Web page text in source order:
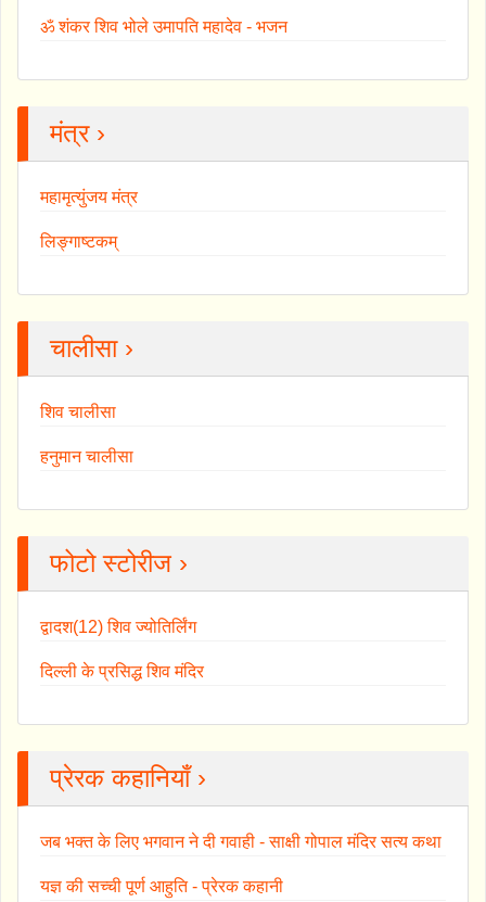
ॐ शंकर शिव भोले उमापति महादेव - भजन
मंत्र ›
महामृत्युंजय मंत्र
लिङ्गाष्टकम्
चालीसा ›
शिव चालीसा
हनुमान चालीसा
फोटो स्टोरीज ›
द्वादश(12) शिव ज्योतिर्लिंग
दिल्ली के प्रसिद्ध शिव मंदिर
प्रेरक कहानियाँ ›
जब भक्त के लिए भगवान ने दी गवाही - साक्षी गोपाल मंदिर सत्य कथा
यज्ञ की सच्ची पूर्ण आहुति - प्रेरक कहानी